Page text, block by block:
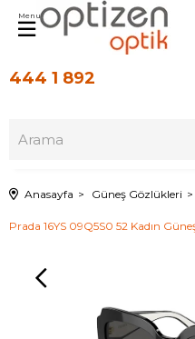
444 1 892
Menu
Anasayfa Güneş Gözlükleri
Prada 16YS 09Q5S0 52 Kadın